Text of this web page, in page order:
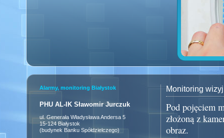
Alarmy, monitoring Białystok
PHU AL-IK Sławomir Jurczuk
ul. Generała Władysława Andersa 5
15-124 Białystok
(budynek Banku Spółdzielczego)
Monitoring
Pod pojęciem
złożoną z
obraz.